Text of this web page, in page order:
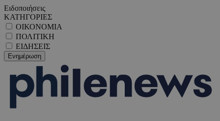
Ειδοποιήσεις
ΚΑΤΗΓΟΡΙΕΣ
ΟΙΚΟΝΟΜΙΑ
ΠΟΛΙΤΙΚΗ
ΕΙΔΗΣΕΙΣ